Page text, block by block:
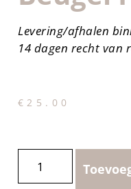
Levering/afhalen
14 dagen recht van
€ 25.00